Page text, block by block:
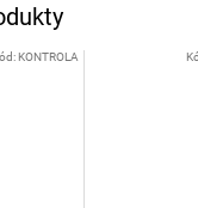
KONTROLA